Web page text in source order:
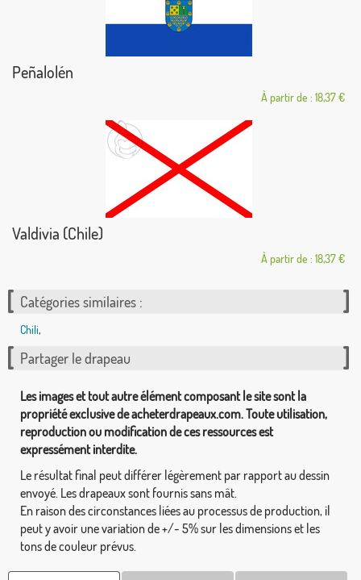
Peñalolén
À partir de : 18,37 €
Valdivia (Chile)
À partir de : 18,37 €
Catégories similaires :
Chili,
Partager le drapeau
Les images et tout autre élément composant le site sont la
propriété exclusive de acheterdrapeaux.com. Toute utilisation,
reproduction ou modification de ces ressources est
expressément interdite.
Le résultat final peut différer légèrement par rapport au dessin
envoyé. Les drapeaux sont fournis sans mât.
En raison des circonstances liées au processus de production, il
peut y avoir une variation de +/- 5% sur les dimensions et les
tons de couleur prévus.